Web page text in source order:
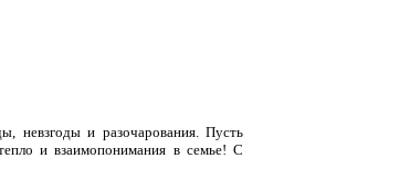
и разочарования. Пусть
и взаимопонимания в семье! С